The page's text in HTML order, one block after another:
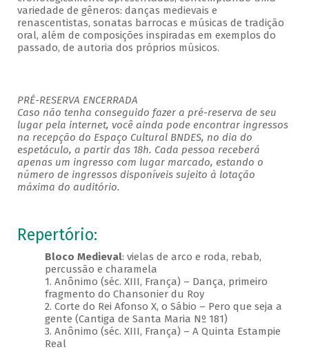
variedade de gêneros: danças medievais e
renascentistas, sonatas barrocas e músicas de tradição
oral, além de composições inspiradas em exemplos do
passado, de autoria dos próprios músicos.
PRÉ-RESERVA ENCERRADA
Caso não tenha conseguido fazer a pré-reserva de seu
lugar pela internet, você ainda pode encontrar ingressos
na recepção do Espaço Cultural BNDES, no dia do
espetáculo, a partir das 18h. Cada pessoa receberá
apenas um ingresso com lugar marcado, estando o
número de ingressos disponíveis sujeito à lotação
máxima do auditório.
Repertório:
Bloco Medieval: vielas de arco e roda, rebab,
percussão e charamela
1. Anônimo (séc. XIII, França) – Dança, primeiro
fragmento do Chansonier du Roy
2. Corte do Rei Afonso X, o Sábio – Pero que seja a
gente (Cantiga de Santa Maria Nº 181)
3. Anônimo (séc. XIII, França) – A Quinta Estampie
Real